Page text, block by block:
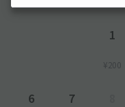
1
¥200
6 7